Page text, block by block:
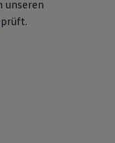
unseren